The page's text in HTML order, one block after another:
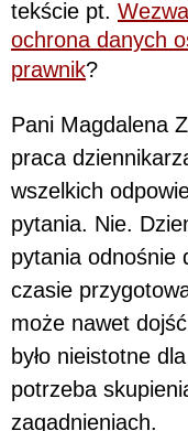
tekście pt.
ochrona danych
prawnik?
Pani Magdalena
praca
wszelkich
pytania. Nie.
pytania odnośnie
czasie
może nawet
było nieistotne
potrzeba
zagadnieniach.